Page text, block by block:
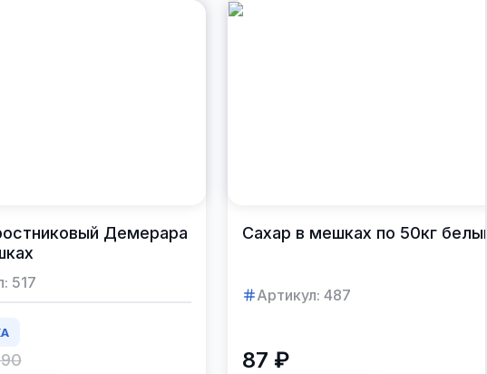
Демерара
517
Сахар в мешках по 50кг
Артикул: 487
87 ₽